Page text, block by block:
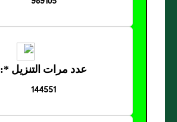
عدد مرات التنزيل *:
144551